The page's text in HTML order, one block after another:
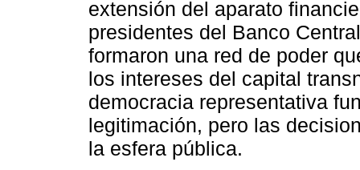
extensión del aparato
presidentes del Banco
formaron una red de poder
los intereses del capital
democracia representativa
legitimación, pero las
la esfera pública.